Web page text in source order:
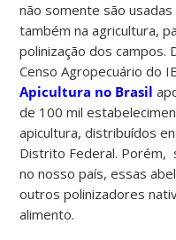
não somente são
também na agricultura,
polinização dos campos.
Censo Agropecuário do
Apicultura no Brasil
de 100 mil
apicultura, distribuídos
Distrito Federal. Porém,
no nosso país, essas
outros polinizadores
alimento.